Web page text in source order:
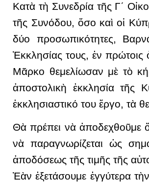
Κατὰ τὴ Συνεδρία τῆς Γ΄
τῆς Συνόδου, ὅσο καὶ οἱ
δύο προσωπικότητες,
Ἐκκλησίας τους, ἐν
Μᾶρκο θεμελίωσαν μὲ τὸ
ἀποστολικὴ ἐκκλησία
ἐκκλησιαστικό του ἔργο, τὰ
Θὰ πρέπει νὰ ἀποδεχθοῦμε
νὰ παραγνωρίζεται ὡς
ἀποδόσεως τῆς τιμῆς τῆς
Ἐὰν ἐξετάσουμε ἐγγύτερα